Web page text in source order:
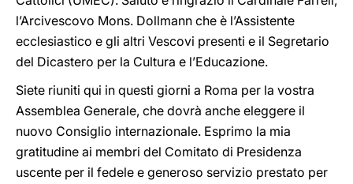
l’Arcivescovo Mons. Dollmann che è l’Assistente
ecclesiastico e gli altri Vescovi presenti e il Segretario
del Dicastero per la Cultura e l’Educazione.
Siete riuniti qui in questi giorni a Roma per la vostra
Assemblea Generale, che dovrà anche eleggere il
nuovo Consiglio internazionale. Esprimo la mia
gratitudine ai membri del Comitato di Presidenza
uscente per il fedele e generoso servizio prestato per